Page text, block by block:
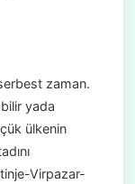
zaman.
yada
ülkenin
Virpazar-